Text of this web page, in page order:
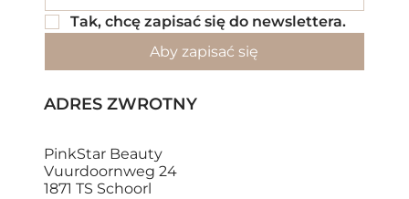
Tak, chcę zapisać się do newslettera.
Aby zapisać się
ADRES ZWROTNY
PinkStar Beauty
Vuurdoornweg 24
1871 TS Schoorl